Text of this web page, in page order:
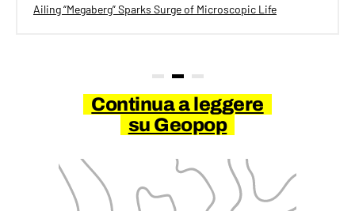
Ailing “Megaberg” Sparks Surge of Microscopic Life
Continua a leggere
su Geopop